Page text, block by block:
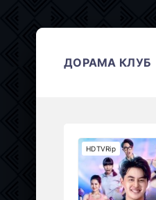
ДОРАМА КЛУБ
HDTVRip